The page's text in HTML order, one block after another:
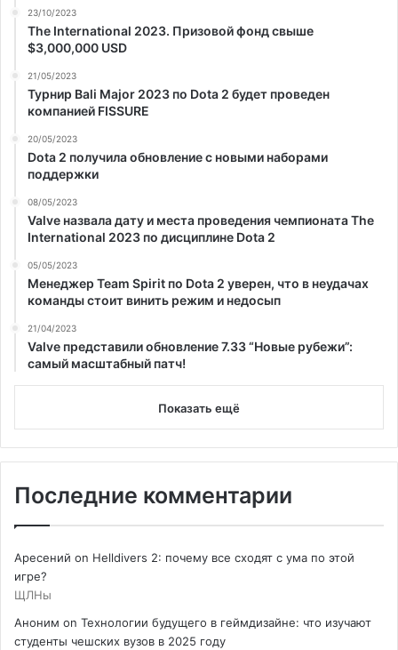
23/10/2023
The International 2023. Призовой фонд свыше
$3,000,000 USD
21/05/2023
Турнир Bali Major 2023 по Dota 2 будет проведен
компанией FISSURE
20/05/2023
Dota 2 получила обновление с новыми наборами
поддержки
08/05/2023
Valve назвала дату и места проведения чемпионата The
International 2023 по дисциплине Dota 2
05/05/2023
Менеджер Team Spirit по Dota 2 уверен, что в неудачах
команды стоит винить режим и недосып
21/04/2023
Valve представили обновление 7.33 “Новые рубежи”:
самый масштабный патч!
Показать ещё
Последние комментарии
Аресений on Helldivers 2: почему все сходят с ума по этой
игре?
ЩЛНы
Аноним on Технологии будущего в геймдизайне: что изучают
студенты чешских вузов в 2025 году